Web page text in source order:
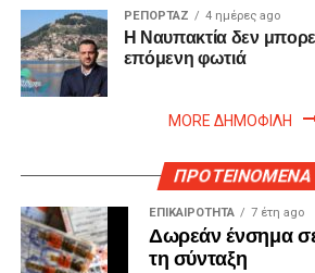
ΡΕΠΟΡΤΑΖ 4 ημέρες ago
Η Ναυπακτία δεν
επόμενη φωτιά
MORE ΔΗΜΟΦΙΛΗ
ΠΡΟΤΕΙΝΟΜΕΝΑ
ΕΠΙΚΑΙΡΟΤΗΤΑ 7 έτη ago
Δωρεάν ένσημα
τη σύνταξη